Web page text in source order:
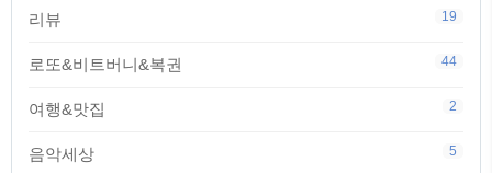
리뷰 19
로또&비트버니&복권 44
여행&맛집 2
음악세상 5